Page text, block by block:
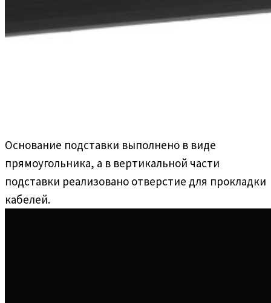
Основание подставки выполнено в виде
прямоугольника, а в вертикальной части
подставки реализовано отверстие для прокладки
кабелей.